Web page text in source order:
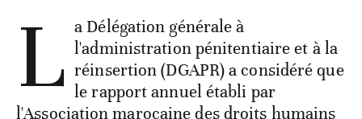
L a Délégation générale à
l'administration pénitentiaire et à la
réinsertion (DGAPR) a considéré que
le rapport annuel établi par
l'Association marocaine des droits humains